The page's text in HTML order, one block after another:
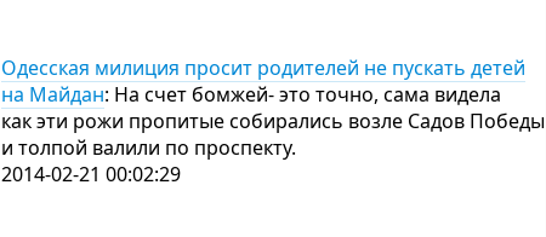
Одесская милиция просит родителей не пускать детей
на Майдан: На счет бомжей- это точно, сама видела
как эти рожи пропитые собирались возле Садов Победы
и толпой валили по проспекту.
2014-02-21 00:02:29